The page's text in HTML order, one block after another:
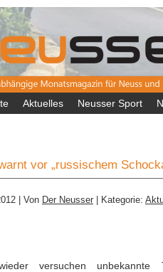
Aktuelles Neusser Sport
vor „russischem
| Von Der Neusser | Kategorie:
versuchen unbekannte